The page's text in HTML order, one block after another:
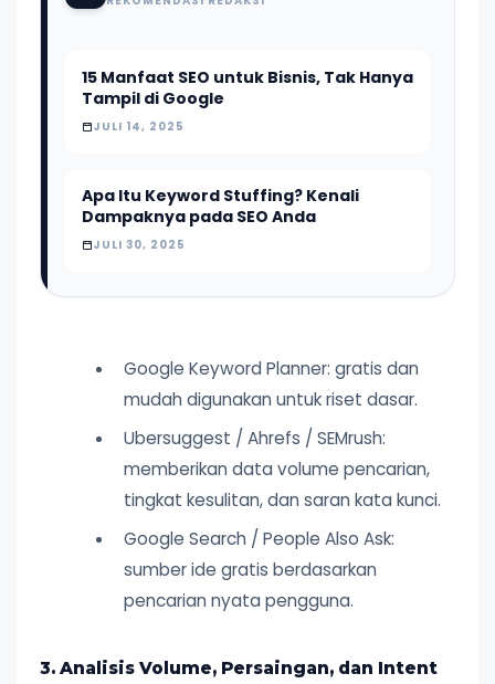
15 Manfaat SEO untuk Bisnis, Tak Hanya
Tampil di Google
JULI 14, 2025
Apa Itu Keyword Stuffing? Kenali
Dampaknya pada SEO Anda
JULI 30, 2025
Google Keyword Planner: gratis dan
mudah digunakan untuk riset dasar.
Ubersuggest / Ahrefs / SEMrush:
memberikan data volume pencarian,
tingkat kesulitan, dan saran kata kunci.
Google Search / People Also Ask:
sumber ide gratis berdasarkan
pencarian nyata pengguna.
3. Analisis Volume, Persaingan, dan Intent